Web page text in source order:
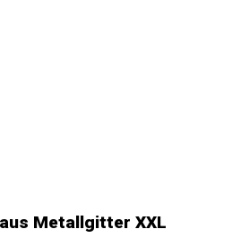
Metallgitter XXL